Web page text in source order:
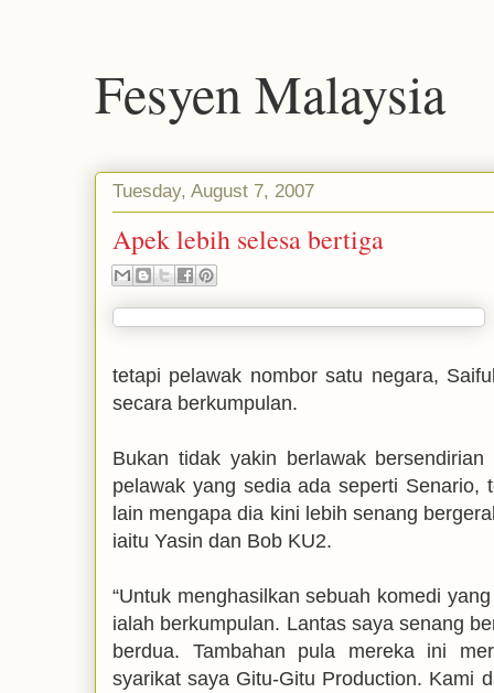
Fesyen Malaysia
Tuesday, August 7, 2007
Apek lebih selesa bertiga
tetapi pelawak nombor satu negara,
secara berkumpulan.
Bukan tidak yakin berlawak
pelawak yang sedia ada seperti Senario,
lain mengapa dia kini lebih senang
iaitu Yasin dan Bob KU2.
“Untuk menghasilkan sebuah komedi
ialah berkumpulan. Lantas saya senang
berdua. Tambahan pula mereka ini
syarikat saya Gitu-Gitu Production. Kami